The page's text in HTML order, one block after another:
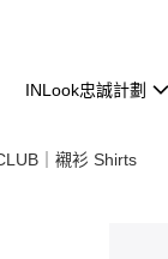
INLook忠誠計劃
｜襯衫 Shirts